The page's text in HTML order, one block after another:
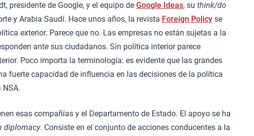
presidente de Google, y el equipo de Google Ideas, su think/do
y Arabia Saudí. Hace unos años, la revista Foreign Policy se
exterior. Parece que no. Las empresas no están sujetas a la
ante sus ciudadanos. Sin política interior parece
Poco importa la terminología: es evidente que las grandes
fuerte capacidad de influencia en las decisiones de la política
esas compañías y el Departamento de Estado. El apoyo se ha
diplomacy. Consiste en el conjunto de acciones conducentes a la